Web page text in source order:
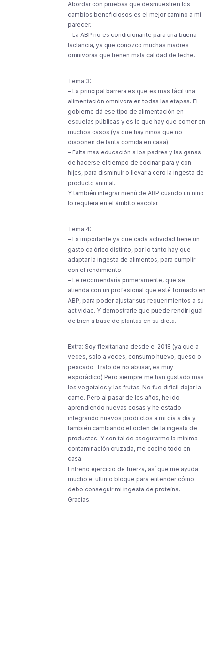
Abordar con pruebas que desmuestren los
cambios beneficiosos es el mejor camino a mi
parecer.
– La ABP no es condicionante para una buena
lactancia, ya que conozco muchas madres
omnivoras que tienen mala calidad de leche.
Tema 3:
– La principal barrera es que es mas fácil una
alimentación omnivora en todas las etapas. El
gobierno dá ese tipo de alimentación en
escuelas públicas y es lo que hay que comer en
muchos casos (ya que hay niños que no
disponen de tanta comida en casa).
– Falta mas educación a los padres y las ganas
de hacerse el tiempo de cocinar para y con
hijos, para disminuir o llevar a cero la ingesta de
producto animal.
Y también integrar menú de ABP cuando un niño
lo requiera en el ámbito escolar.
Tema 4:
– Es importante ya que cada actividad tiene un
gasto calórico distinto, por lo tanto hay que
adaptar la ingesta de alimentos, para cumplir
con el rendimiento.
– Le recomendaría primeramente, que se
atienda con un profesional que esté formado en
ABP, para poder ajustar sus requerimientos a su
actividad. Y demostrarle que puede rendir igual
de bien a base de plantas en su dieta.
Extra: Soy flexitariana desde el 2018 (ya que a
veces, solo a veces, consumo huevo, queso o
pescado. Trato de no abusar, es muy
esporádico) Pero siempre me han gustado mas
los vegetales y las frutas. No fue difícil dejar la
carne. Pero al pasar de los años, he ido
aprendiendo nuevas cosas y he estado
integrando nuevos productos a mi día a día y
también cambiando el orden de la ingesta de
productos. Y con tal de asegurarme la mínima
contaminación cruzada, me cocino todo en
casa.
Entreno ejercicio de fuerza, así que me ayuda
mucho el ultimo bloque para entender cómo
debo conseguir mi ingesta de proteína.
Gracias.